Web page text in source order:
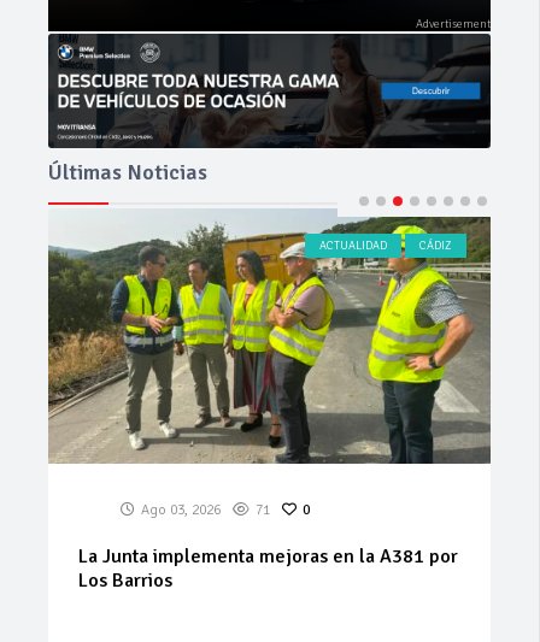
Últimas Noticias
ACTUALIDAD CÁDIZ
Ago 03, 2026 71 0
La Junta implementa mejoras en la A381 por
Los Barrios